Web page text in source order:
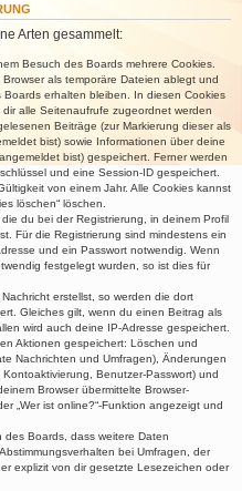
Arten gesammelt:
Besuch des Boards mehrere Cookies.
als temporäre Dateien ablegt und
erhalten bleiben. In diesen Cookies
alle Seitenaufrufe zugeordnet werden
Beiträge (zur Markierung dieser als
bist) sowie Informationen über deine
bist) gespeichert. Ferner werden
und eine Session-ID gespeichert.
von einem Jahr. Alle Cookies kannst
löschen“ löschen.
du bei der Registrierung, in deinem Profil
Für die Registrierung sind mindestens ein
und ein Passwort notwendig. Wenn
festgelegt wurden, so ist dies für
erstellst, so werden die dort
Gleiches gilt, wenn du einen Beitrag als
wird auch deine IP-Adresse gespeichert.
Aktionen gespeichert: Löschen und
Nachrichten und Umfragen), Änderungen
Benutzer-Passwort) und
Browser übermittelte Browser-
„Wer ist online?“-Funktion angezeigt und
Boards, dass weitere Daten
bei Umfragen, der
explizit von dir gesetzte Lesezeichen oder